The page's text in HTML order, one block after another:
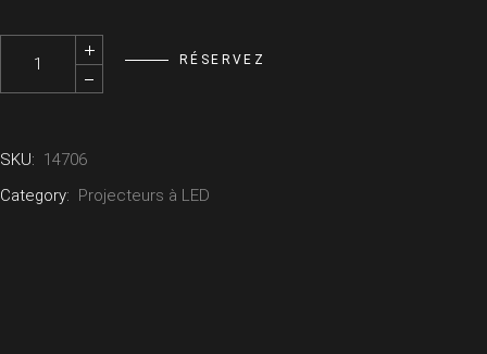
Kit 1x Mix Panel 60w - NANLITE quantity
RÉSERVEZ
SKU: 14706
Category: Projecteurs à LED